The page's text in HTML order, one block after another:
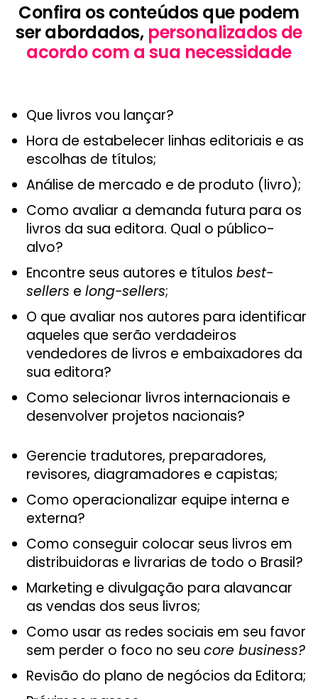
Confira os conteúdos que podem
ser abordados, personalizados de
acordo com a sua necessidade
Que livros vou lançar?
Hora de estabelecer linhas editoriais e as
escolhas de títulos;
Análise de mercado e de produto (livro);
Como avaliar a demanda futura para os
livros da sua editora. Qual o público-
alvo?
Encontre seus autores e títulos best-
sellers e long-sellers;
O que avaliar nos autores para identificar
aqueles que serão verdadeiros
vendedores de livros e embaixadores da
sua editora?
Como selecionar livros internacionais e
desenvolver projetos nacionais?
Gerencie tradutores, preparadores,
revisores, diagramadores e capistas;
Como operacionalizar equipe interna e
externa?
Como conseguir colocar seus livros em
distribuidoras e livrarias de todo o Brasil?
Marketing e divulgação para alavancar
as vendas dos seus livros;
Como usar as redes sociais em seu favor
sem perder o foco no seu core business?
Revisão do plano de negócios da Editora;